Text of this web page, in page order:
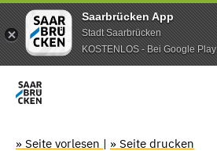
Saarbrücken App
Stadt Saarbrücken
KOSTENLOS - Bei Google Play
» Seite vorlesen | » Seite drucken